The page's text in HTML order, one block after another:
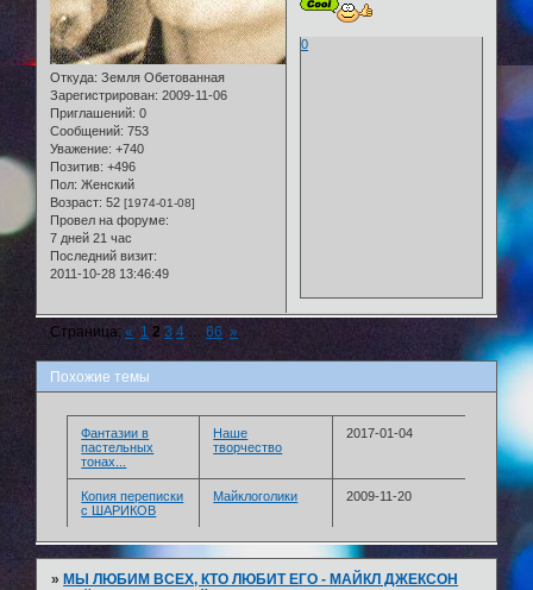
Откуда: Земля Обетованная
Зарегистрирован: 2009-11-06
Приглашений: 0
Сообщений: 753
Уважение: +740
Позитив: +496
Пол: Женский
Возраст: 52 [1974-01-08]
Провел на форуме:
7 дней 21 час
Последний визит:
2011-10-28 13:46:49
0
Страница:« 1 2 3 4 … 66 »
Похожие темы
Фантазии в
пастельных
тонах...
Наше
творчество
2017-01-04
Копия переписки
с ШАРИКОВ
Майклоголики 2009-11-20
»МЫ ЛЮБИМ ВСЕХ, КТО ЛЮБИТ ЕГО - МАЙКЛ ДЖЕКСОН